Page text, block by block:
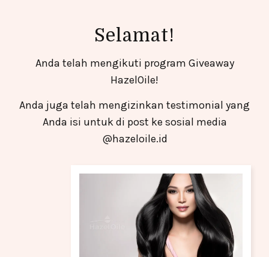
Selamat!
Anda telah mengikuti program Giveaway
HazelOile!
Anda juga telah mengizinkan testimonial yang
Anda isi untuk di post ke sosial media
@hazeloile.id